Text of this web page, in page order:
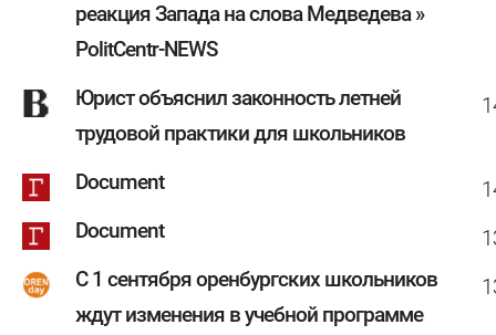
реакция Запада на слова Медведева »
PolitCentr-NEWS
Юрист объяснил законность летней
трудовой практики для школьников
Document
Document
С 1 сентября оренбургских школьников
ждут изменения в учебной программе